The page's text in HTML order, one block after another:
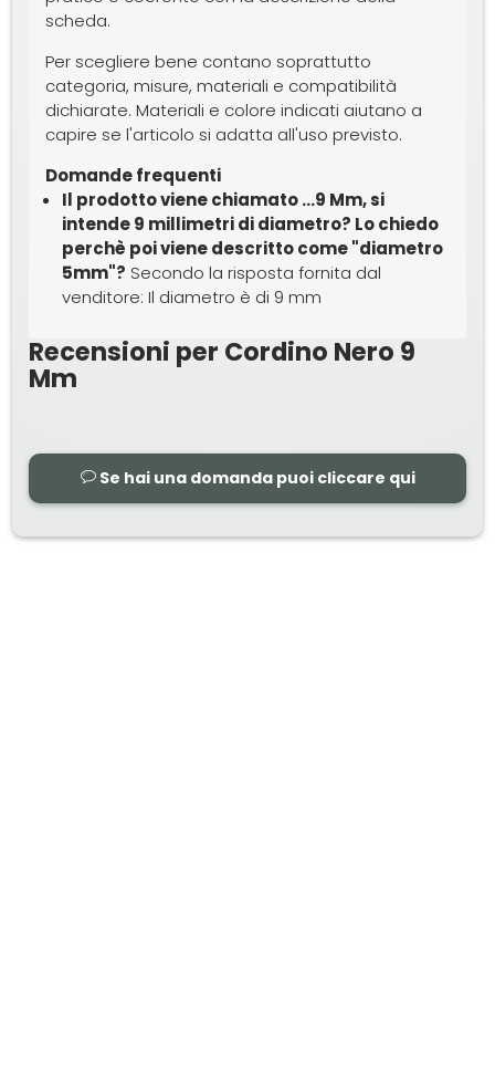
scheda.
Per scegliere bene contano soprattutto
categoria, misure, materiali e compatibilità
dichiarate. Materiali e colore indicati aiutano a
capire se l'articolo si adatta all'uso previsto.
Domande frequenti
Il prodotto viene chiamato ...9 Mm, si
intende 9 millimetri di diametro? Lo chiedo
perchè poi viene descritto come "diametro
5mm"? Secondo la risposta fornita dal
venditore: Il diametro è di 9 mm
Recensioni per Cordino Nero 9
Mm
Se hai una domanda puoi cliccare qui